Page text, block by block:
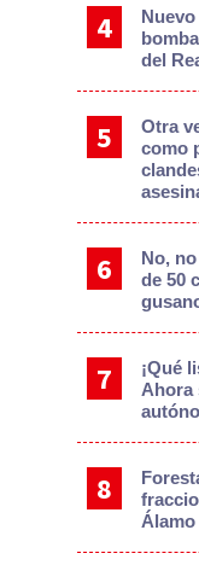
Nuevo
del
Otra
como
No,
de 50
¡Qué
Ahora
Álamo